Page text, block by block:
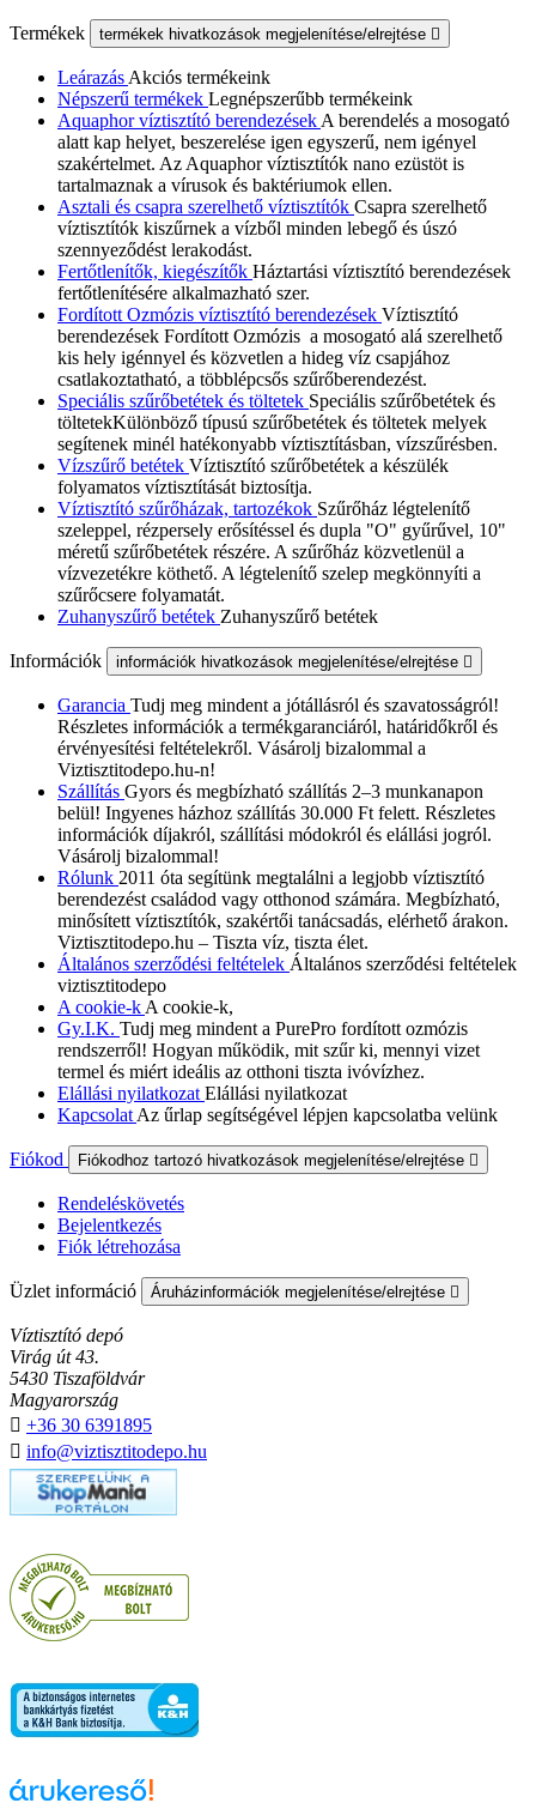
Termékek termékek hivatkozások megjelenítése/elrejtése 
Leárazás Akciós termékeink
Népszerű termékek Legnépszerűbb termékeink
Aquaphor víztisztító berendezések A berendelés a mosogató
alatt kap helyet, beszerelése igen egyszerű, nem igényel
szakértelmet. Az Aquaphor víztisztítók nano ezüstöt is
tartalmaznak a vírusok és baktériumok ellen.
Asztali és csapra szerelhető víztisztítók Csapra szerelhető
víztisztítók kiszűrnek a vízből minden lebegő és úszó
szennyeződést lerakodást.
Fertőtlenítők, kiegészítők Háztartási víztisztító berendezések
fertőtlenítésére alkalmazható szer.
Fordított Ozmózis víztisztító berendezések Víztisztító
berendezések Fordított Ozmózis a mosogató alá szerelhető
kis hely igénnyel és közvetlen a hideg víz csapjához
csatlakoztatható, a többlépcsős szűrőberendezést.
Speciális szűrőbetétek és töltetek Speciális szűrőbetétek és
töltetekKülönböző típusú szűrőbetétek és töltetek melyek
segítenek minél hatékonyabb víztisztításban, vízszűrésben.
Vízszűrő betétek Víztisztító szűrőbetétek a készülék
folyamatos víztisztítását biztosítja.
Víztisztító szűrőházak, tartozékok Szűrőház légtelenítő
szeleppel, rézpersely erősítéssel és dupla "O" gyűrűvel, 10"
méretű szűrőbetétek részére. A szűrőház közvetlenül a
vízvezetékre köthető. A légtelenítő szelep megkönnyíti a
szűrőcsere folyamatát.
Zuhanyszűrő betétek Zuhanyszűrő betétek
Információk információk hivatkozások megjelenítése/elrejtése 
Garancia Tudj meg mindent a jótállásról és szavatosságról!
Részletes információk a termékgaranciáról, határidőkről és
érvényesítési feltételekről. Vásárolj bizalommal a
Viztisztitodepo.hu-n!
Szállítás Gyors és megbízható szállítás 2–3 munkanapon
belül! Ingyenes házhoz szállítás 30.000 Ft felett. Részletes
információk díjakról, szállítási módokról és elállási jogról.
Vásárolj bizalommal!
Rólunk 2011 óta segítünk megtalálni a legjobb víztisztító
berendezést családod vagy otthonod számára. Megbízható,
minősített víztisztítók, szakértői tanácsadás, elérhető árakon.
Viztisztitodepo.hu – Tiszta víz, tiszta élet.
Általános szerződési feltételek Általános szerződési feltételek
viztisztitodepo
A cookie-k A cookie-k,
Gy.I.K. Tudj meg mindent a PurePro fordított ozmózis
rendszerről! Hogyan működik, mit szűr ki, mennyi vizet
termel és miért ideális az otthoni tiszta ivóvízhez.
Elállási nyilatkozat Elállási nyilatkozat
Kapcsolat Az űrlap segítségével lépjen kapcsolatba velünk
Fiókod Fiókodhoz tartozó hivatkozások megjelenítése/elrejtése 
Rendeléskövetés
Bejelentkezés
Fiók létrehozása
Üzlet információ Áruházinformációk megjelenítése/elrejtése 
Víztisztító depó
Virág út 43.
5430 Tiszaföldvár
Magyarország
 +36 30 6391895
 info@viztisztitodepo.hu